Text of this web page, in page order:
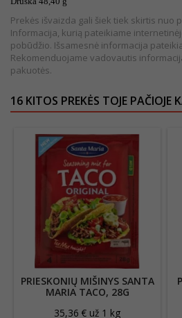
Prekės išvaizda gali šiek tiek skirtis nuo
Informacija, kurią pateikiame
pobūdžio. Išsamesnė informacija
Rekomenduojame vadovautis
pakuotės.
16 KITOS PREKĖS TOJE PAČIOJE
PRIESKONIŲ MIŠINYS SANTA
MARIA TACO, 28G
35,36 € už 1 kg